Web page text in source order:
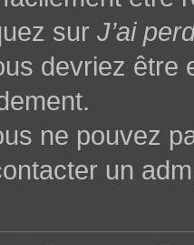
sur J’ai
devriez être
ne pouvez
un